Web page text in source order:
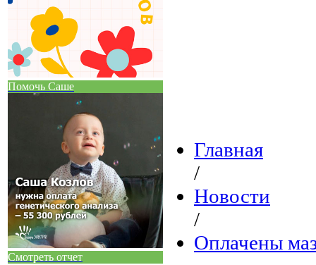
Помочь Саше
Смотреть отчет
Главная
/
Новости
/
Оплачены